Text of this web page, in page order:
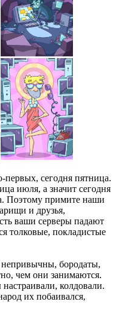
сегодня пятница.
июля, а значит сегодня
Поэтому примите наши
и друзья,
ваши серверы падают
толковые, покладистые
бородаты,
чем они занимаются.
колдовали.
их побаивался,